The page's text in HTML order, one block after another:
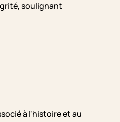
soulignant
à l'histoire et au